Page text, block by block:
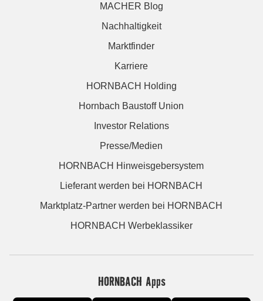
MACHER Blog
Nachhaltigkeit
Marktfinder
Karriere
HORNBACH Holding
Hornbach Baustoff Union
Investor Relations
Presse/Medien
HORNBACH Hinweisgebersystem
Lieferant werden bei HORNBACH
Marktplatz-Partner werden bei HORNBACH
HORNBACH Werbeklassiker
HORNBACH Apps